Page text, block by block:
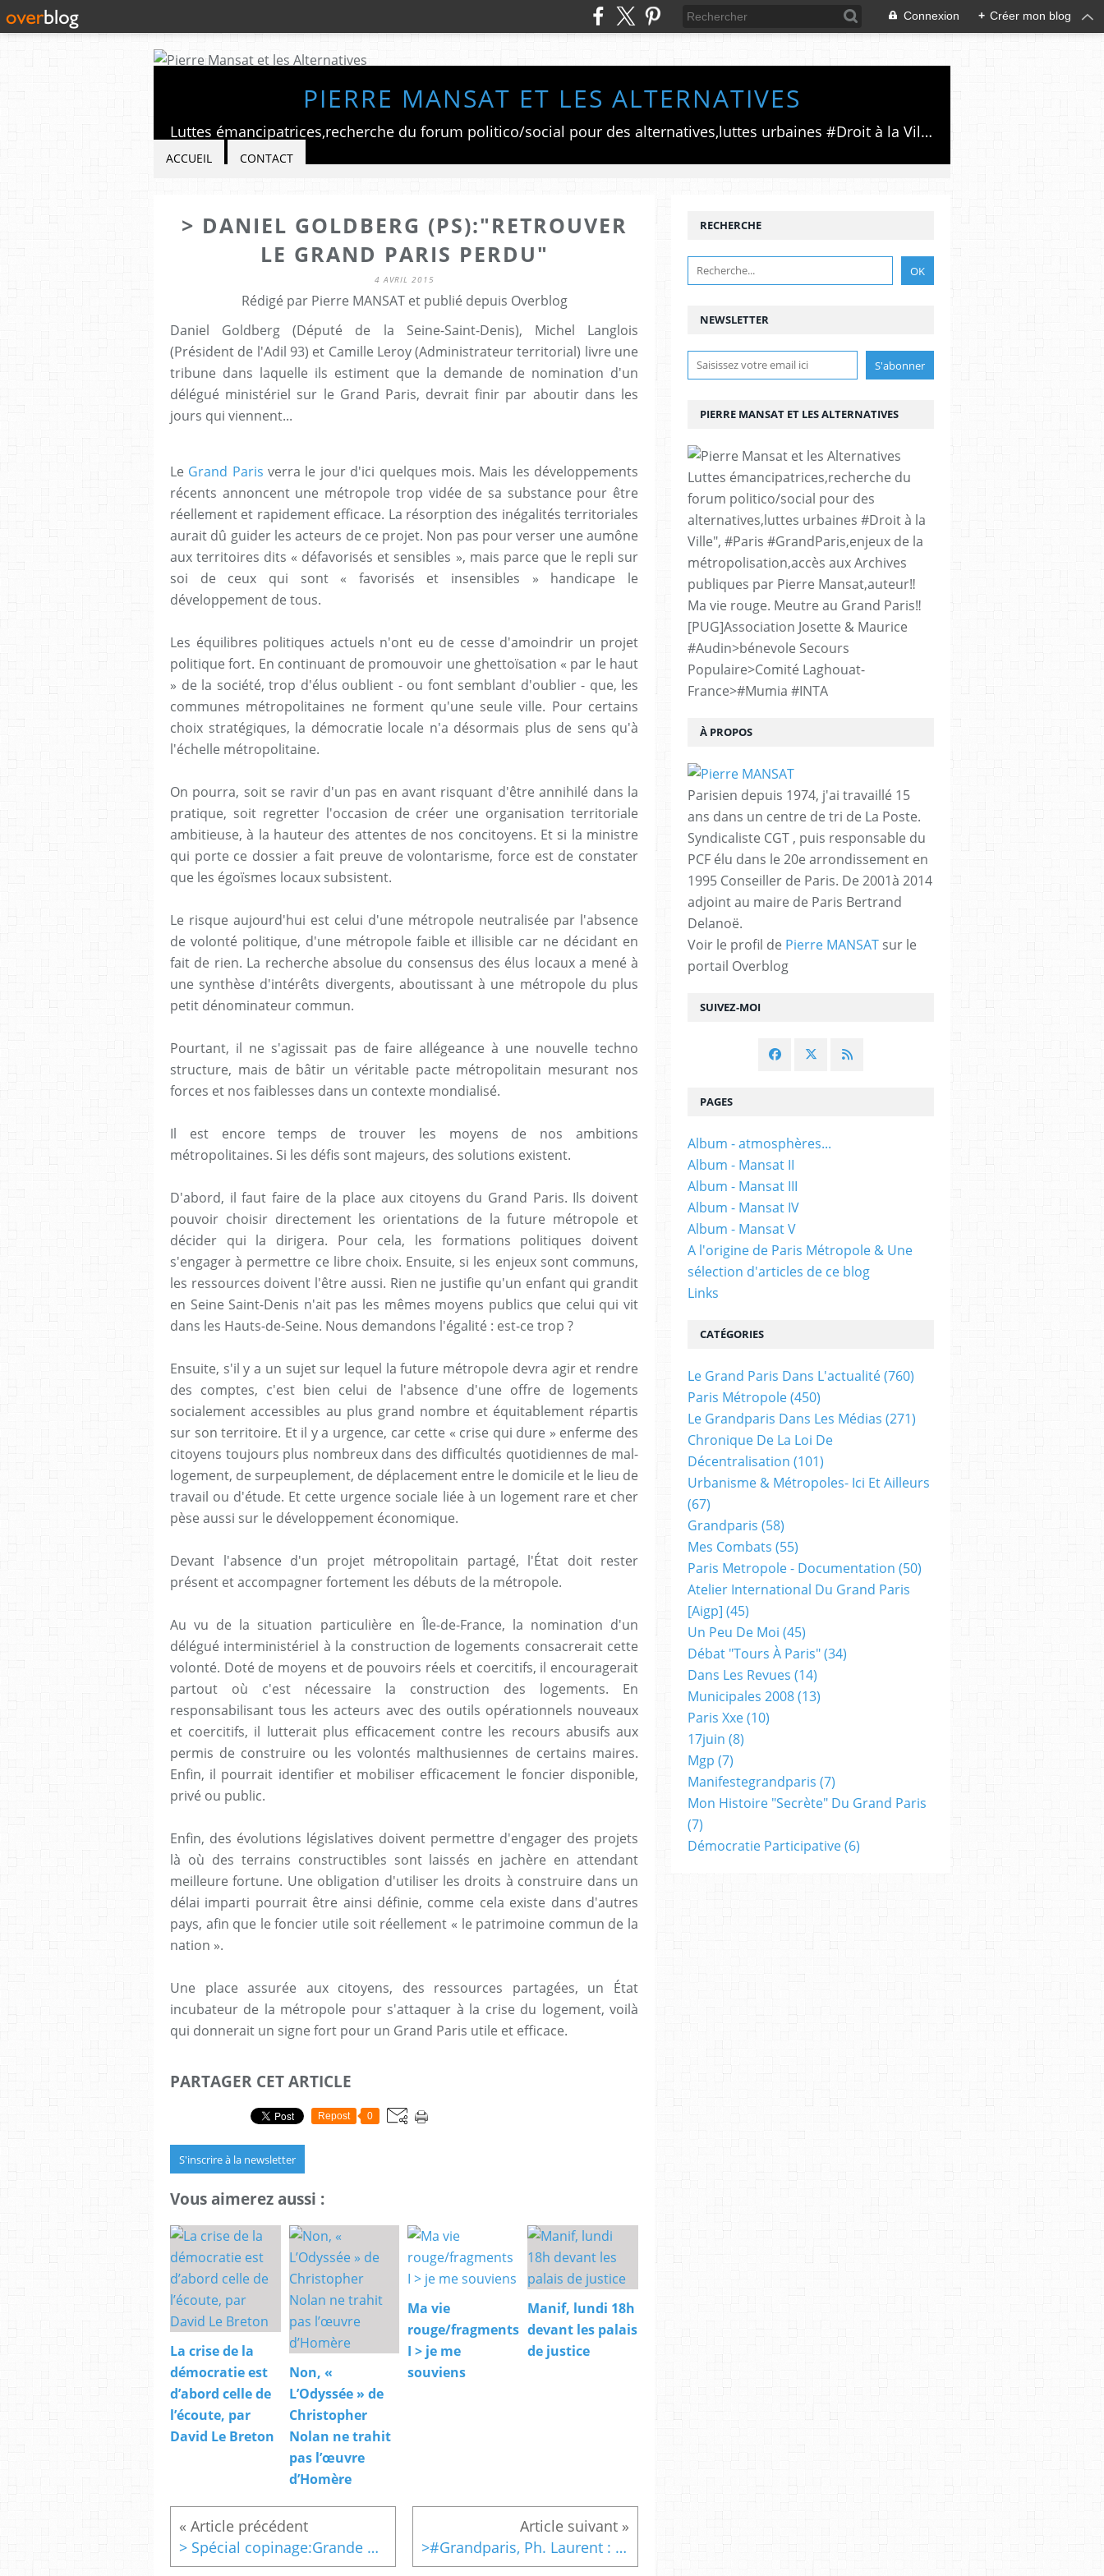
Connexion + Créer mon blog
PIERRE MANSAT ET LES ALTERNATIVES
Luttes émancipatrices,recherche du forum politico/social pour des alternatives,luttes urbaines #Droit à la Ville", #Paris #GrandParis,enjeux de la métropolisation,accès aux Archives publiques par Pierre Mansat,auteur‼️Ma vie rouge. Meutre au Grand Paris‼️[PUG]Association Josette & Maurice #Audin>bénevole Secours Populaire>Comité Laghouat-France>#Mumia #INTA
ACCUEIL CONTACT
> DANIEL GOLDBERG (PS):"RETROUVER
LE GRAND PARIS PERDU"
4 AVRIL 2015
Rédigé par Pierre MANSAT et publié depuis Overblog
Daniel Goldberg (Député de la Seine-Saint-Denis), Michel Langlois
(Président de l'Adil 93) et Camille Leroy (Administrateur territorial) livre une
tribune dans laquelle ils estiment que la demande de nomination d'un
délégué ministériel sur le Grand Paris, devrait finir par aboutir dans les
jours qui viennent...
Le Grand Paris verra le jour d'ici quelques mois. Mais les développements
récents annoncent une métropole trop vidée de sa substance pour être
réellement et rapidement efficace. La résorption des inégalités territoriales
aurait dû guider les acteurs de ce projet. Non pas pour verser une aumône
aux territoires dits « défavorisés et sensibles », mais parce que le repli sur
soi de ceux qui sont « favorisés et insensibles » handicape le
développement de tous.
Les équilibres politiques actuels n'ont eu de cesse d'amoindrir un projet
politique fort. En continuant de promouvoir une ghettoïsation « par le haut
» de la société, trop d'élus oublient - ou font semblant d'oublier - que, les
communes métropolitaines ne forment qu'une seule ville. Pour certains
choix stratégiques, la démocratie locale n'a désormais plus de sens qu'à
l'échelle métropolitaine.
On pourra, soit se ravir d'un pas en avant risquant d'être annihilé dans la
pratique, soit regretter l'occasion de créer une organisation territoriale
ambitieuse, à la hauteur des attentes de nos concitoyens. Et si la ministre
qui porte ce dossier a fait preuve de volontarisme, force est de constater
que les égoïsmes locaux subsistent.
Le risque aujourd'hui est celui d'une métropole neutralisée par l'absence
de volonté politique, d'une métropole faible et illisible car ne décidant en
fait de rien. La recherche absolue du consensus des élus locaux a mené à
une synthèse d'intérêts divergents, aboutissant à une métropole du plus
petit dénominateur commun.
Pourtant, il ne s'agissait pas de faire allégeance à une nouvelle techno
structure, mais de bâtir un véritable pacte métropolitain mesurant nos
forces et nos faiblesses dans un contexte mondialisé.
Il est encore temps de trouver les moyens de nos ambitions
métropolitaines. Si les défis sont majeurs, des solutions existent.
D'abord, il faut faire de la place aux citoyens du Grand Paris. Ils doivent
pouvoir choisir directement les orientations de la future métropole et
décider qui la dirigera. Pour cela, les formations politiques doivent
s'engager à permettre ce libre choix. Ensuite, si les enjeux sont communs,
les ressources doivent l'être aussi. Rien ne justifie qu'un enfant qui grandit
en Seine Saint-Denis n'ait pas les mêmes moyens publics que celui qui vit
dans les Hauts-de-Seine. Nous demandons l'égalité : est-ce trop ?
Ensuite, s'il y a un sujet sur lequel la future métropole devra agir et rendre
des comptes, c'est bien celui de l'absence d'une offre de logements
socialement accessibles au plus grand nombre et équitablement répartis
sur son territoire. Et il y a urgence, car cette « crise qui dure » enferme des
citoyens toujours plus nombreux dans des difficultés quotidiennes de mal-
logement, de surpeuplement, de déplacement entre le domicile et le lieu de
travail ou d'étude. Et cette urgence sociale liée à un logement rare et cher
pèse aussi sur le développement économique.
Devant l'absence d'un projet métropolitain partagé, l'État doit rester
présent et accompagner fortement les débuts de la métropole.
Au vu de la situation particulière en Île-de-France, la nomination d'un
délégué interministériel à la construction de logements consacrerait cette
volonté. Doté de moyens et de pouvoirs réels et coercitifs, il encouragerait
partout où c'est nécessaire la construction des logements. En
responsabilisant tous les acteurs avec des outils opérationnels nouveaux
et coercitifs, il lutterait plus efficacement contre les recours abusifs aux
permis de construire ou les volontés malthusiennes de certains maires.
Enfin, il pourrait identifier et mobiliser efficacement le foncier disponible,
privé ou public.
Enfin, des évolutions législatives doivent permettre d'engager des projets
là où des terrains constructibles sont laissés en jachère en attendant
meilleure fortune. Une obligation d'utiliser les droits à construire dans un
délai imparti pourrait être ainsi définie, comme cela existe dans d'autres
pays, afin que le foncier utile soit réellement « le patrimoine commun de la
nation ».
Une place assurée aux citoyens, des ressources partagées, un État
incubateur de la métropole pour s'attaquer à la crise du logement, voilà
qui donnerait un signe fort pour un Grand Paris utile et efficace.
PARTAGER CET ARTICLE
Repost 0
S'inscrire à la newsletter
Vous aimerez aussi :
La crise de la
démocratie est
d’abord celle de
l’écoute, par
David Le Breton
Non, «
L’Odyssée » de
Christopher
Nolan ne trahit
pas l’œuvre
d’Homère
Ma vie
rouge/fragments
I > je me
souviens
Manif, lundi 18h
devant les palais
de justice
> Spécial copinage:Grande marche « La Révolution de Paris » entre Montreuil (93) et Créteil (94) >#Grandparis, Ph. Laurent : « L’organisation de la métropole telle qu’elle se dessine n’a pas de cohérence »
NEWSLETTER
SUIVEZ-MOI
RECHERCHE
PIERRE MANSAT ET LES ALTERNATIVES
Luttes émancipatrices,recherche du
forum politico/social pour des
alternatives,luttes urbaines #Droit à la
Ville", #Paris #GrandParis,enjeux de la
métropolisation,accès aux Archives
publiques par Pierre Mansat,auteur‼️
Ma vie rouge. Meutre au Grand Paris‼️
[PUG]Association Josette & Maurice
#Audin>bénevole Secours
Populaire>Comité Laghouat-
France>#Mumia #INTA
À PROPOS
Parisien depuis 1974, j'ai travaillé 15
ans dans un centre de tri de La Poste.
Syndicaliste CGT , puis responsable du
PCF élu dans le 20e arrondissement en
1995 Conseiller de Paris. De 2001à 2014
adjoint au maire de Paris Bertrand
Delanoë.
Voir le profil de Pierre MANSAT sur le
portail Overblog
PAGES
Album - atmosphères...
Album - Mansat II
Album - Mansat III
Album - Mansat IV
Album - Mansat V
A l'origine de Paris Métropole & Une
sélection d'articles de ce blog
Links
CATÉGORIES
Le Grand Paris Dans L'actualité(760)
Paris Métropole(450)
Le Grandparis Dans Les Médias (271)
Chronique De La Loi De
Décentralisation (101)
Urbanisme & Métropoles- Ici Et Ailleurs
(67)
Grandparis (58)
Mes Combats (55)
Paris Metropole - Documentation (50)
Atelier International Du Grand Paris
[aigp] (45)
Un Peu De Moi (45)
Débat "tours À Paris"(34)
Dans Les Revues (14)
Municipales 2008(13)
Paris Xxe(10)
17juin (8)
Mgp (7)
Manifestegrandparis (7)
Mon Histoire "secrète" Du Grand Paris
(7)
Démocratie Participative(6)